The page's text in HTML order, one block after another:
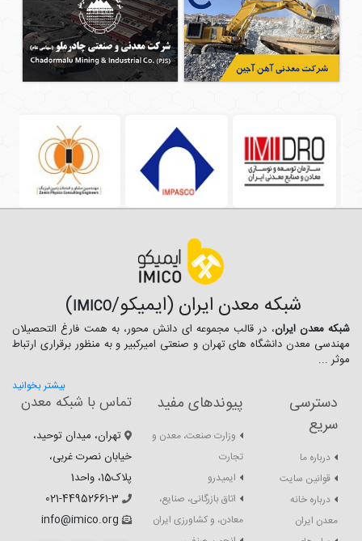
شبکه معدن ایران (ایمیکو/IMICO
)
شبکه معدن ایران، در قالب مجموعه ای دانش محور، به همت فارغ­ التحصیلان
مهندسی معدن دانشگاه ­های تهران و صنعتی امیرکبیر و به منظور برقراری ارتباط
موثر ...
بیشتر بخوانید
دسترسی
سریع
درباره ما
قوانین سایت
درباره خانه
معدن ایران
پیوندهای مفید
وزارت صنعت، معدن و
تجارت
ایمیدرو
اتاق بازرگانی، صنایع،
معادن، و کشاورزی ایران
تماس با شبکه معدن
تهران، میدان توحید،
خیابان نصرت غربی،
پلاک15، واحد1
021-44952661-3
info@imico.org